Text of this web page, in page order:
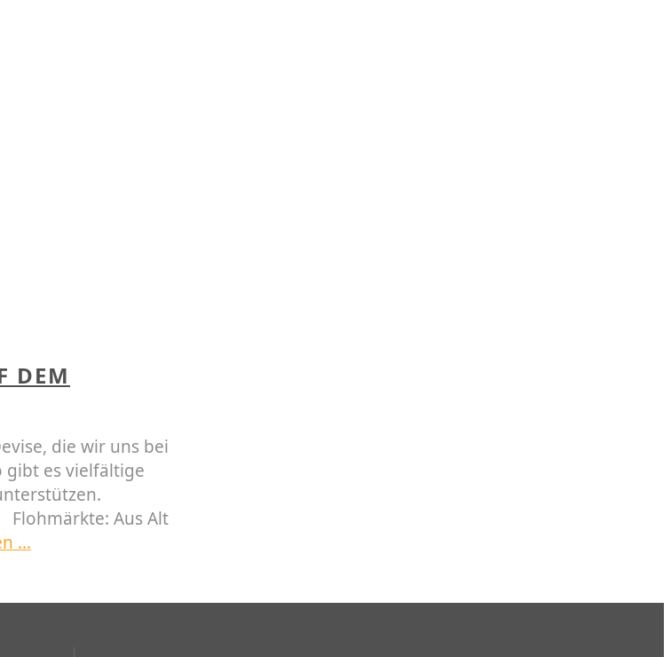
DEM
die wir uns bei
gibt es vielfältige
Flohmärkte: Aus Alt
…